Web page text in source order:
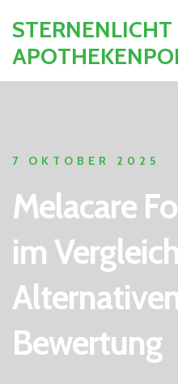
STERNENLICHT
7 OKTOBER 2025
Melacare
im
Bewertung